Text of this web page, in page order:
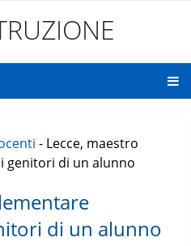
- Lecce, maestro
genitori di un alunno
di un alunno